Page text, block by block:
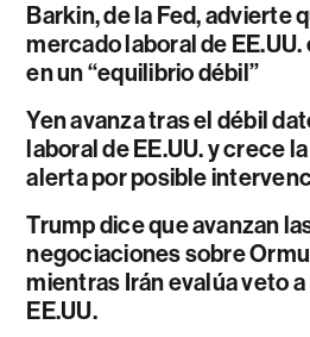
Barkin, de la Fed, advierte
mercado laboral de EE.UU.
en un “equilibrio débil”
Yen avanza tras el débil
laboral de EE.UU. y crece la
alerta por posible
Trump dice que avanzan
negociaciones sobre
mientras Irán evalúa veto a
EE.UU.